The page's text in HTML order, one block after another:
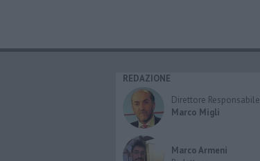
REDAZIONE
Direttore Responsabile
Marco Migli
Marco Armeni